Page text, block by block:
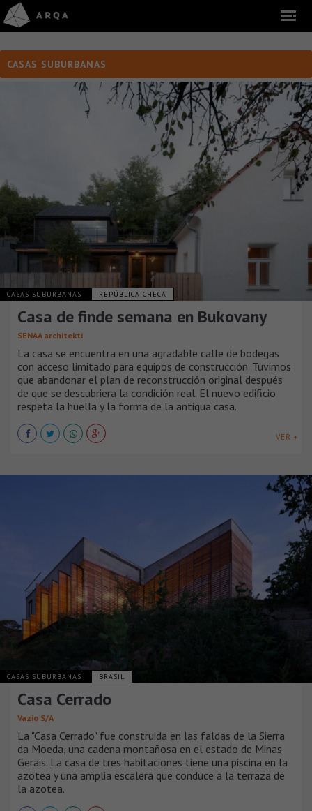
CASAS SUBURBANAS
CASAS SUBURBANAS REPÚBLICA CHECA
Casa de finde semana en Bukovany
SENAA architekti
La casa se encuentra en una agradable calle de bodegas
con acceso limitado para equipos de construcción. Tuvimos
que abandonar el plan de reconstrucción original después
de que se descubriera la condición real. El nuevo edificio
respeta la huella y la forma de la antigua casa.
VER +
CASAS SUBURBANAS BRASIL
Casa Cerrado
Vazio S/A
La "Casa Cerrado" fue construida en las faldas de la Sierra
da Moeda, una cadena montañosa en el estado de Minas
Gerais. La casa de tres habitaciones tiene una piscina en la
azotea y una amplia escalera que conduce a la terraza de
la azotea.